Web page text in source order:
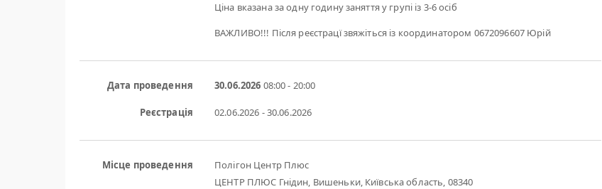
Ціна вказана за одну годину заняття у групі із 3-6 осіб
ВАЖЛИВО!!! Після реєстрацї звяжіться із координатором 0672096607 Юрій
Дата проведення 30.06.2026 08:00 - 20:00
Реєстрація 02.06.2026 - 30.06.2026
Місце проведення
Полігон Центр Плюс
ЦЕНТР ПЛЮС Гнідин, Вишеньки, Київська область, 08340